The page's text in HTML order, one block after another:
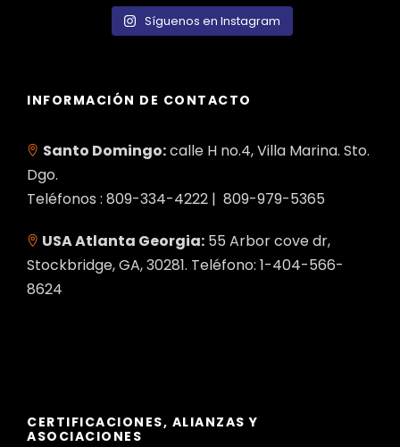
Síguenos en Instagram
INFORMACIÓN DE CONTACTO
Santo Domingo:calle H no.4, Villa Marina. Sto.
Dgo.
Teléfonos : 809-334-4222 | 809-979-5365
USA Atlanta Georgia: 55 Arbor cove dr,
Stockbridge, GA, 30281. Teléfono: 1-404-566-
8624
CERTIFICACIONES, ALIANZAS Y
ASOCIACIONES